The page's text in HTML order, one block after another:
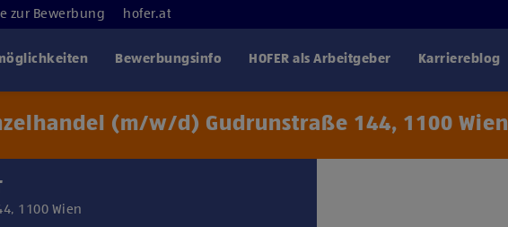
zur Bewerbung hofer.at
Bewerbungsinfo HOFER als Arbeitgeber Karriereblog
(m/w/d) Gudrunstraße 144, 1100 Wien
1100 Wien